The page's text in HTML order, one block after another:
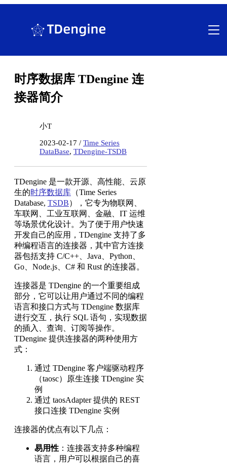
时序数据库 TDengine 连
接器简介
小T
2023-02-17 / Time Series
DataBase, TDengine-TSDB
TDengine 是一款开源、高性能、云原
生的时序数据库 （Time Series
Database, TSDB），它专为物联网、
车联网、工业互联网、金融、IT 运维
等场景优化设计。为了便于用户快速
开发自己的应用，TDengine 支持了多
种编程语言的连接器，其中官方连接
器包括支持 C/C++、Java、Python、
Go、Node.js、C# 和 Rust 的连接器。
连接器是 TDengine 的一个重要组成
部分，它可以让用户通过不同的编程
语言和接口方式与 TDengine 数据库
进行交互，执行 SQL 语句，实现数据
的插入、查询、订阅等操作。
TDengine 提供连接器的两种使用方
式：
通过 TDengine 客户端驱动程序
（taosc）原生连接 TDengine 实
例
通过 taosAdapter 提供的 REST
接口连接 TDengine 实例
连接器的优点有以下几点：
易用性 ：连接器支持多种编程
语言，用户可以根据自己的喜